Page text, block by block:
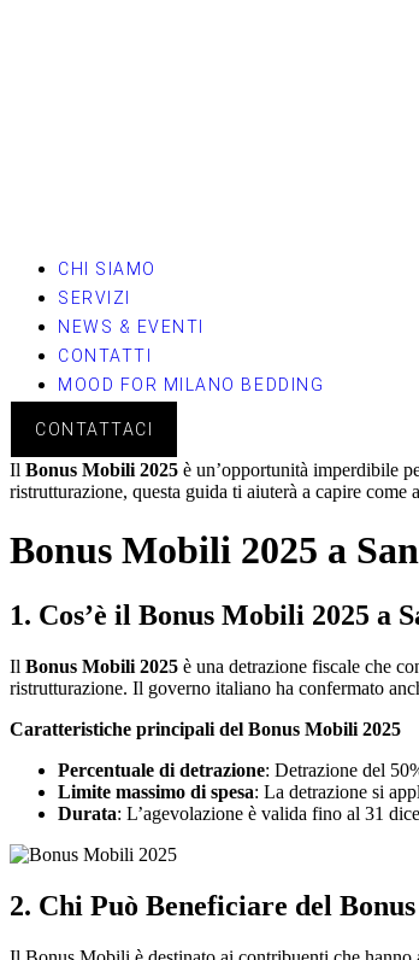
CHI SIAMO
SERVIZI
NEWS & EVENTI
CONTATTI
MOOD FOR MILANO BEDDING
CONTATTACI
Il Bonus Mobili 2025 è un’opportunità imperdibile
ristrutturazione, questa guida ti aiuterà a capire
Bonus Mobili 2025 a
1. Cos’è il Bonus Mobili 2025 a
Il Bonus Mobili 2025 è una detrazione fiscale che
ristrutturazione. Il governo italiano ha confermato
Caratteristiche principali del Bonus Mobili 2025
Percentuale di detrazione: Detrazione del
Limite massimo di spesa: La detrazione si
Durata: L’agevolazione è valida fino al 31
2. Chi Può Beneficiare del